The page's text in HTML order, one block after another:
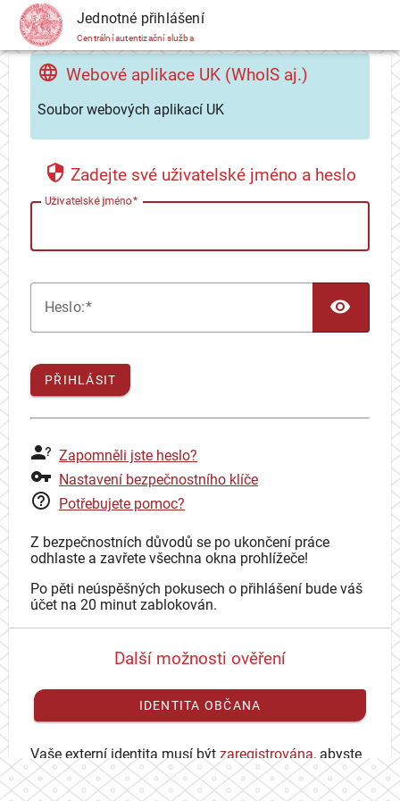
CAS Jednotné přihlášení
Centrální autentizační služba
Webové aplikace UK (WhoIS aj.)
Soubor webových aplikací UK
Zadejte své uživatelské jméno a heslo
Uživatelské jméno
Heslo:
PŘIHLÁSIT
Zapomněli jste heslo?
Nastavení bezpečnostního klíče
Potřebujete pomoc?
Z bezpečnostních důvodů se po ukončení práce
odhlaste a zavřete všechna okna prohlížeče!
Po pěti neúspěšných pokusech o přihlášení bude váš
účet na 20 minut zablokován.
Další možnosti ověření
IDENTITA OBČANA
Vaše externí identita musí být zaregistrována, abyste
se mohli přihlásit ke svému CAS účtu.